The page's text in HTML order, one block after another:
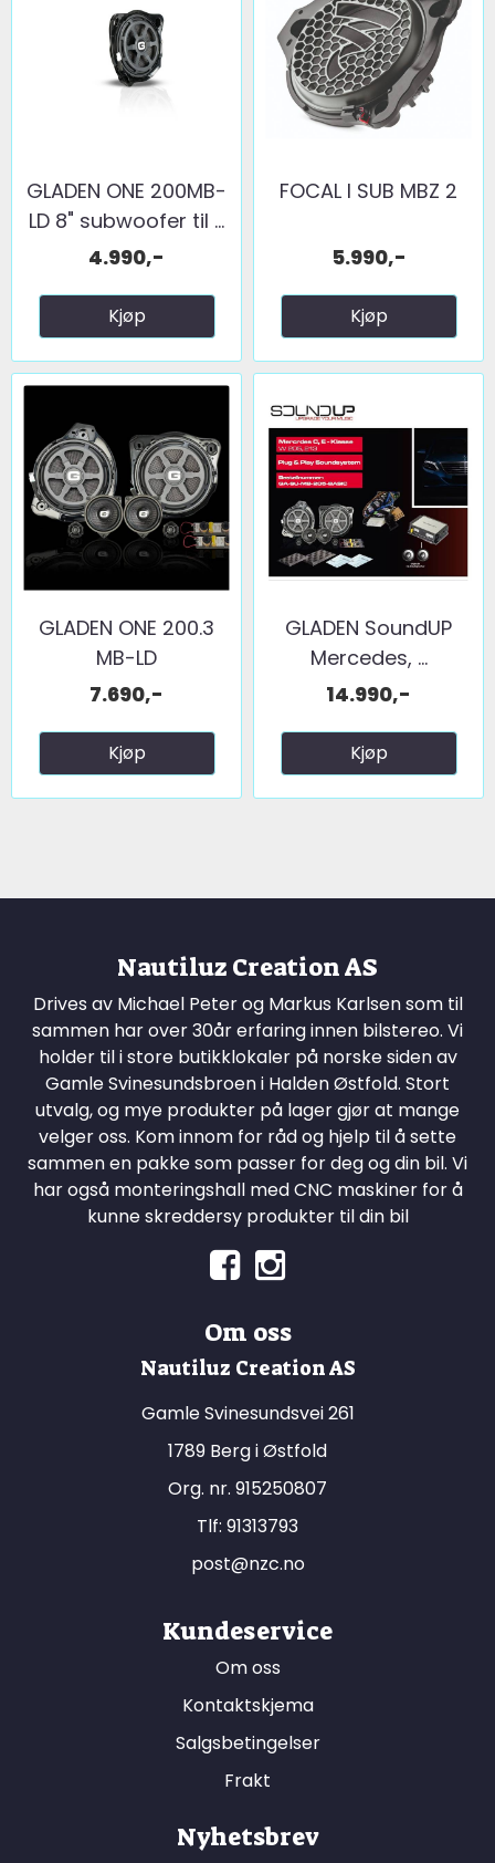
GLADEN ONE 200MB-
LD 8" subwoofer til ...
4.990,-
Kjøp
FOCAL I SUB MBZ 2
5.990,-
Kjøp
GLADEN ONE 200.3
MB-LD
7.690,-
Kjøp
GLADEN SoundUP
Mercedes, ...
14.990,-
Kjøp
Nautiluz Creation AS
Drives av Michael Peter og Markus Karlsen som til
sammen har over 30år erfaring innen bilstereo. Vi
holder til i store butikklokaler på norske siden av
Gamle Svinesundsbroen i Halden Østfold. Stort
utvalg, og mye produkter på lager gjør at mange
velger oss. Kom innom for råd og hjelp til å sette
sammen en pakke som passer for deg og din bil. Vi
har også monteringshall med CNC maskiner for å
kunne skreddersy produkter til din bil
Om oss
Nautiluz Creation AS
Gamle Svinesundsvei 261
1789 Berg i Østfold
Org. nr. 915250807
Tlf: 91313793
post@nzc.no
Kundeservice
Om oss
Kontaktskjema
Salgsbetingelser
Frakt
Nyhetsbrev